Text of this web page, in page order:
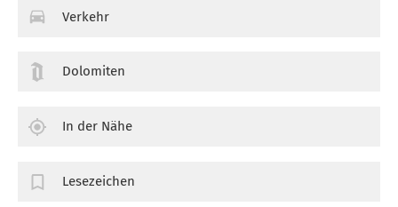
Verkehr
Dolomiten
In der Nähe
Lesezeichen